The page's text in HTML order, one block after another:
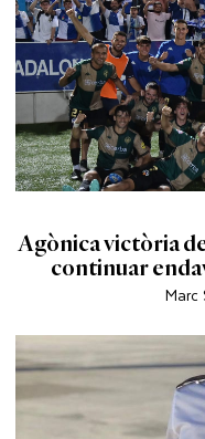
Agònica victòria
continuar
Marc